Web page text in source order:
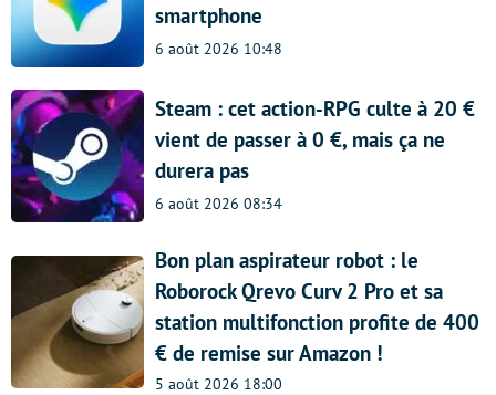
smartphone
6 août 2026 10:48
Steam : cet action-RPG culte à 20 €
vient de passer à 0 €, mais ça ne
durera pas
6 août 2026 08:34
Bon plan aspirateur robot : le
Roborock Qrevo Curv 2 Pro et sa
station multifonction profite de 400
€ de remise sur Amazon !
5 août 2026 18:00